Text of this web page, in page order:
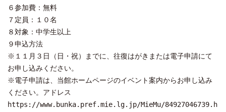
６参加費：無料
７定員：１０名
８対象：中学生以上
９申込方法
※１１月３日（日・祝）までに、往復はがきまたは電子申請にて
お申し込みください。
※電子申請は、当館ホームページのイベント案内からお申し込み
ください。アドレス
https://www.bunka.pref.mie.lg.jp/MieMu/84927046739.h